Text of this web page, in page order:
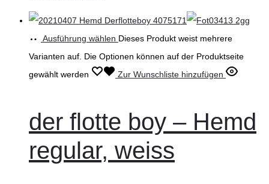
Ausführung wählen Dieses Produkt weist mehrere
Varianten auf. Die Optionen können auf der Produktseite
gewählt werden
Zur Wunschliste hinzufügen
der flotte boy – Hemd
regular, weiss